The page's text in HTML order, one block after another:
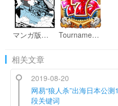
マンガ版戦艦帝国:1800円相当の特典＆戦艦データ、攻略付き Tournament Slot - Play & Big Win Bonuses without going to Vegas
相关文章
2019-08-20
网易“狼人杀”出海日本公
段关键词